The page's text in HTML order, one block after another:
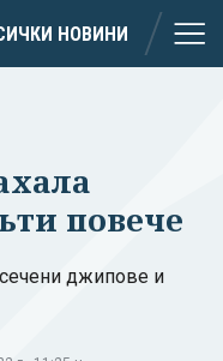
НОВИНИ
повече
джипове и